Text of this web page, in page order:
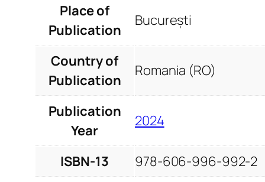
Place of
Publication
București
Country of
Publication
Romania (RO)
Publication
Year
2024
ISBN-13
978-606-996-992-2